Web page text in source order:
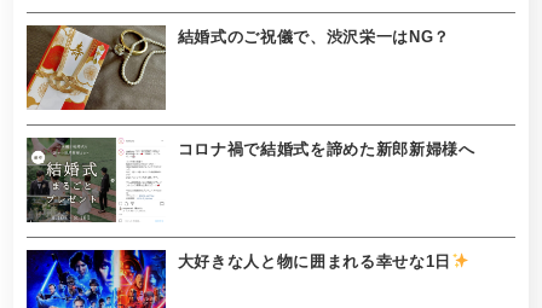
結婚式のご祝儀で、渋沢栄一はNG？
コロナ禍で結婚式を諦めた新郎新婦様へ
大好きな人と物に囲まれる幸せな1日